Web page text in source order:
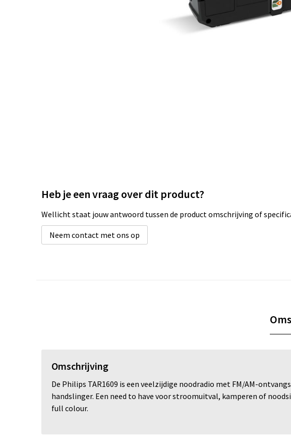
Heb je een vraag over dit product?
Wellicht staat jouw antwoord tussen de product omschrijving of
Neem contact met ons op
Omschrijving
De Philips TAR1609 is een veelzijdige noodradio met FM/AM-
handslinger. Een need to have voor stroomuitval, kamperen of
full colour.